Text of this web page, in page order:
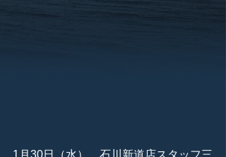
1月30日（水）、石川新道店スタッフ三